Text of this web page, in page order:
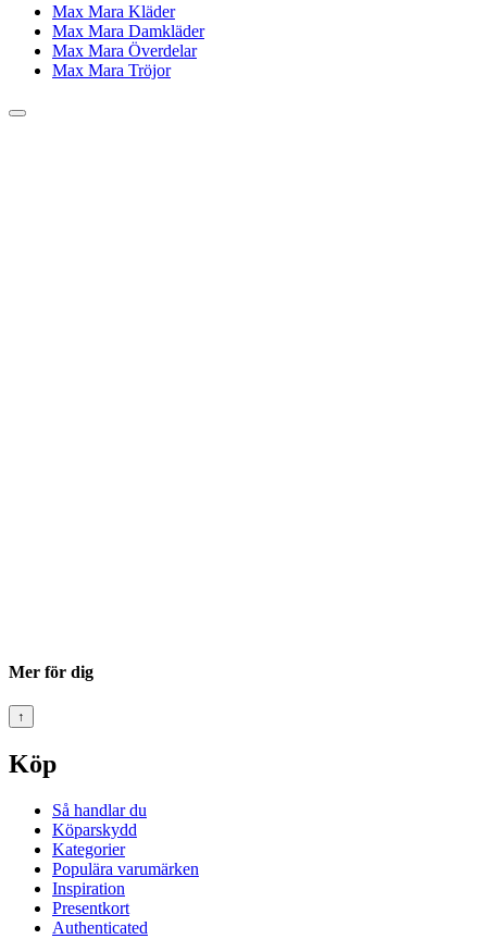
Max Mara Kläder
Max Mara Damkläder
Max Mara Överdelar
Max Mara Tröjor
Mer för dig
↑
Köp
Så handlar du
Köparskydd
Kategorier
Populära varumärken
Inspiration
Presentkort
Authenticated